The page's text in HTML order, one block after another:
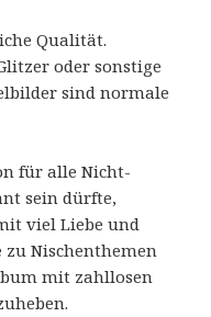
Qualität.
oder sonstige
sind normale
für alle Nicht-
sein dürfte,
viel Liebe und
Nischenthemen
mit zahllosen